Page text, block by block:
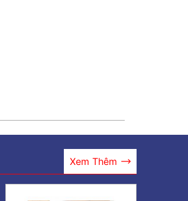
Xem Thêm